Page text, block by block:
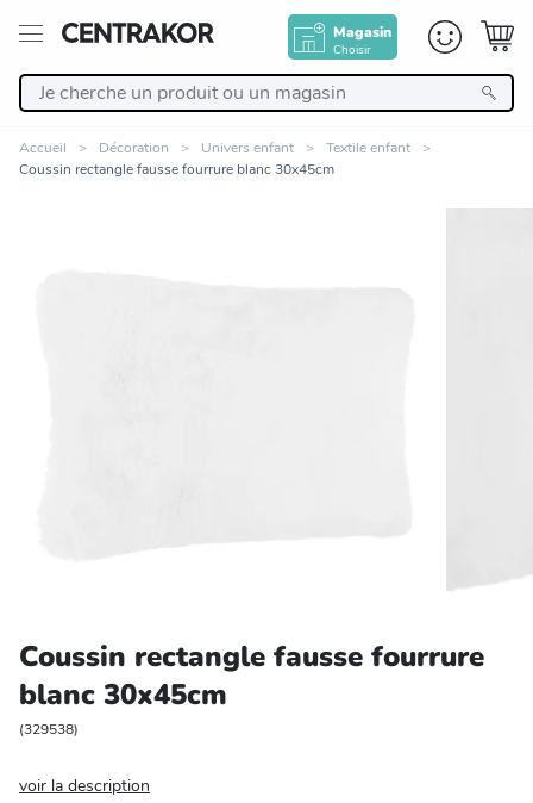
Magasin
Choisir
Animalerie
Accueil Décoration Univers enfant
Textile enfant
Coussin rectangle fausse fourrure blanc 30x45cm
Coussin rectangle fausse fourrure
blanc 30x45cm
(329538)
voir la description